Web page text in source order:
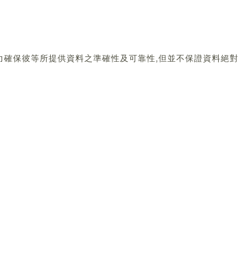
保彼等所提供資料之準確性及可靠性,但並不保證資料絕